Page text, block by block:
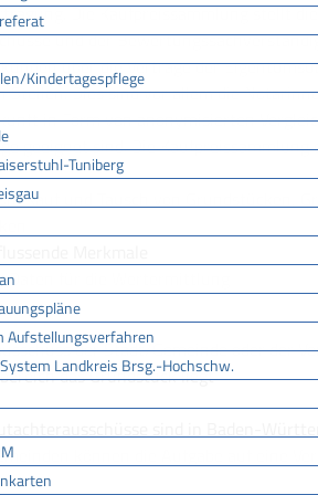
Kindertagespflege
Tuniberg
Aufstellungsverfahren
Landkreis Brsg.-Hochschw.
Die Kaufpreissammlung stellt
und der
über die Verträge der
Stellen. Dies sind vor allem die
in Form von anonymisierten
geeignet sind. Die
Kauf und Tausch von Grundstücken,
Merkmale
Daten für die Wertermittlung
der Stadt/Gemeinde oder der
das Grundstück liegt
sind in Baden-
können die Aufgabe auf eine